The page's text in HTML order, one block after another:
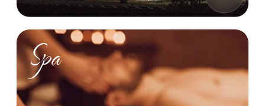
Un equipo amable que siempre está
un paso adelante de sus deseos.
Care
Luxury
Camas, almohadas y muebles
divinamente cómodos, las toallas